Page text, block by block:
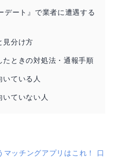
デート』で業者に遭遇する
見分け方
ときの対処法・通報手順
いている人
いていない人
マッチングアプリはこれ！ 口